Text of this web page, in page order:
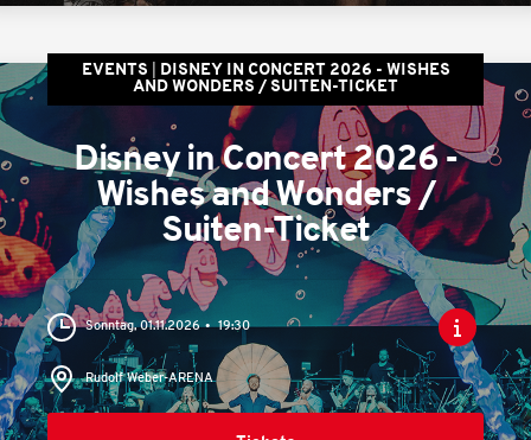
EVENTS
DISNEY IN CONCERT 2026 - WISHES
AND WONDERS / SUITEN-TICKET
Disney in Concert 2026 -
Wishes and Wonders /
Suiten-Ticket
Sonntag, 01.11.2026 19:30
Rudolf Weber-ARENA